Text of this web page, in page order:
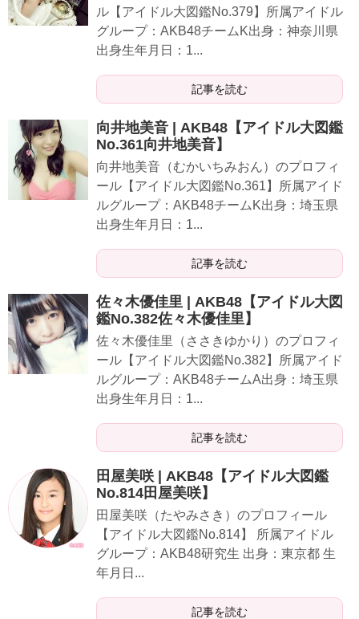
ル【アイドル大図鑑No.379】所属アイドル
グループ：AKB48チームK出身：神奈川県
出身生年月日：1...
記事を読む
向井地美音 | AKB48【アイドル大図鑑
No.361向井地美音】
向井地美音（むかいちみおん）のプロフィ
ール【アイドル大図鑑No.361】所属アイド
ルグループ：AKB48チームK出身：埼玉県
出身生年月日：1...
記事を読む
佐々木優佳里 | AKB48【アイドル大図
鑑No.382佐々木優佳里】
佐々木優佳里（ささきゆかり）のプロフィ
ール【アイドル大図鑑No.382】所属アイド
ルグループ：AKB48チームA出身：埼玉県
出身生年月日：1...
記事を読む
田屋美咲 | AKB48【アイドル大図鑑
No.814田屋美咲】
田屋美咲（たやみさき）のプロフィール
【アイドル大図鑑No.814】 所属アイドル
グループ：AKB48研究生 出身：東京都 生
年月日...
記事を読む